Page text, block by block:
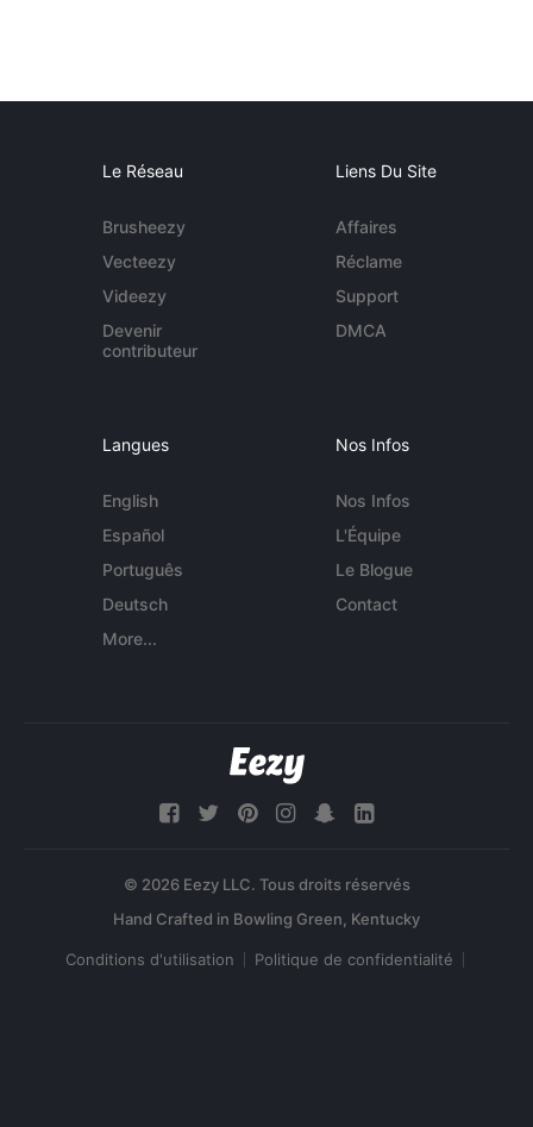
Le Réseau
Brusheezy
Vecteezy
Videezy
Devenir
contributeur
Liens Du Site
Affaires
Réclame
Support
DMCA
Langues
English
Español
Português
Deutsch
More...
Nos Infos
Nos Infos
L'Équipe
Le Blogue
Contact
© 2026 Eezy LLC. Tous droits réservés
Conditions d'utilisation Politique de confidentialité